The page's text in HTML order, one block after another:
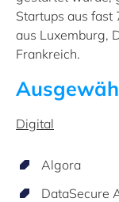
Startups aus fast
aus Luxemburg,
Frankreich.
Digital
Algora
DataSecure